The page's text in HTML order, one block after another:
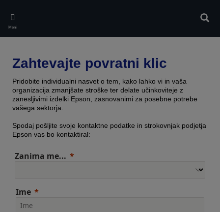
main
content
Meni
Zahtevajte povratni klic
Pridobite individualni nasvet o tem, kako lahko vi in vaša
organizacija zmanjšate stroške ter delate učinkoviteje z
zanesljivimi izdelki Epson, zasnovanimi za posebne potrebe
vašega sektorja.
Spodaj pošljite svoje kontaktne podatke in strokovnjak podjetja
Epson vas bo kontaktiral:
Zanima me...
Ime